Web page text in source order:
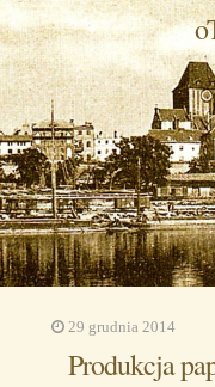
29 grudnia 2014
Produkcja